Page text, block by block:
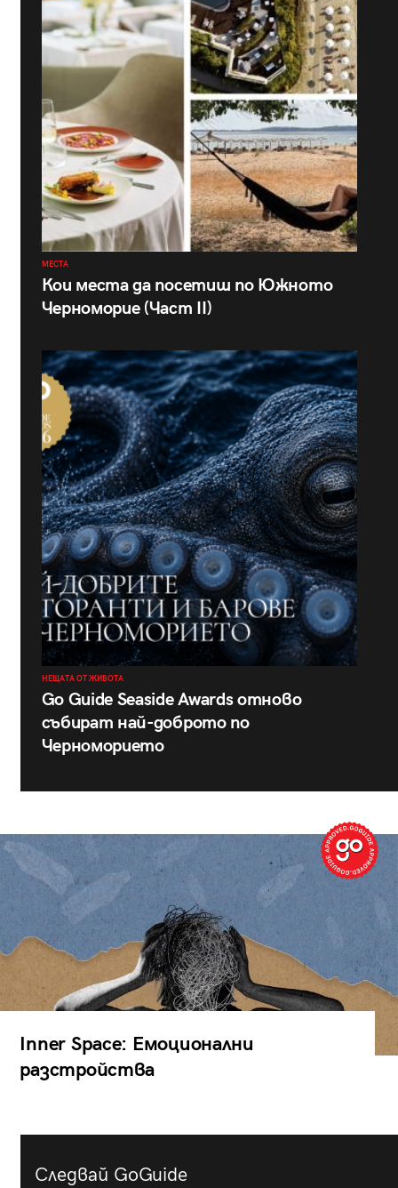
МЕСТА
Кои места да посетиш по Южното
Черноморие (Част II)
НЕЩАТА ОТ ЖИВОТА
Go Guide Seaside Awards отново
събират най-доброто по
Черноморието
Inner Space: Емоционални
разстройства
Следвай GoGuide